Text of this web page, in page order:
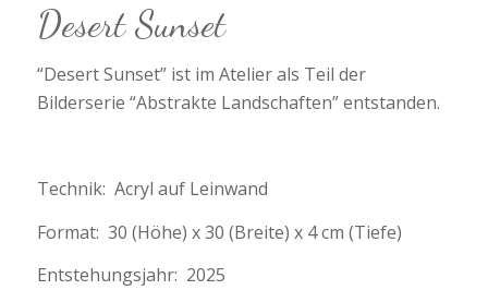
Desert Sunset
“Desert Sunset” ist im Atelier als Teil der
Bilderserie “Abstrakte Landschaften” entstanden.
Technik: Acryl auf Leinwand
Format: 30 (Höhe) x 30 (Breite) x 4 cm (Tiefe)
Entstehungsjahr: 2025